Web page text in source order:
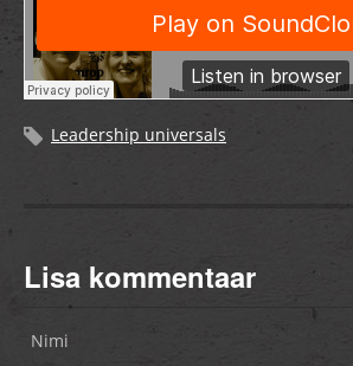
Leadership universals
Lisa kommentaar
Nimi